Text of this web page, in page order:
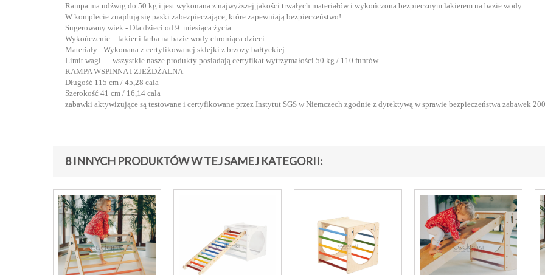
Rampa ma udźwig do 50 kg i jest wykonana z najwyższej jakości trwałych materiałów i wykończona bezpiecznym lakierem na bazie wody.
W komplecie znajdują się paski zabezpieczające, które zapewniają bezpieczeństwo!
Sugerowany wiek - Dla dzieci od 9. miesiąca życia.
Wykończenie – lakier i farba na bazie wody chroniąca dzieci.
Materiały - Wykonana z certyfikowanej sklejki z brzozy bałtyckiej.
Limit wagi — wszystkie nasze produkty posiadają certyfikat wytrzymałości 50 kg / 110 funtów.
RAMPA WSPINNA I ZJEŻDŻALNA
Długość 115 cm / 45,28 cala
Szerokość 41 cm / 16,14 cala
zabawki aktywizujące są testowane i certyfikowane przez Instytut SGS w Niemczech zgodnie z dyrektywą w sprawie bezpieczeństwa zabawek
8 INNYCH PRODUKTÓW W TEJ SAMEJ KATEGORII: